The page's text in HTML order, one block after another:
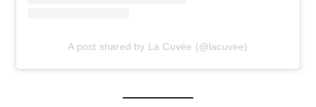
A post shared by La Cuvée (@lacuvee)